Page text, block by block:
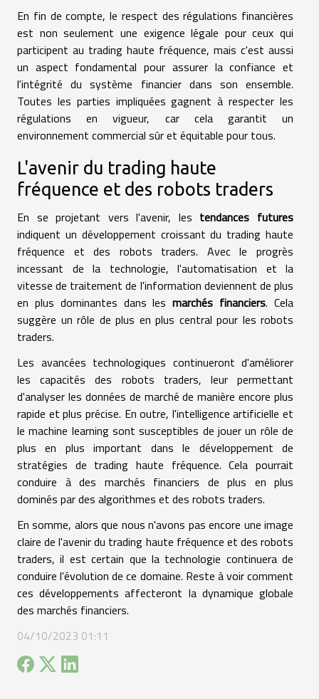
En fin de compte, le respect des régulations financières
est non seulement une exigence légale pour ceux qui
participent au trading haute fréquence, mais c'est aussi
un aspect fondamental pour assurer la confiance et
l'intégrité du système financier dans son ensemble.
Toutes les parties impliquées gagnent à respecter les
régulations en vigueur, car cela garantit un
environnement commercial sûr et équitable pour tous.
L'avenir du trading haute
fréquence et des robots traders
En se projetant vers l'avenir, les tendances futures
indiquent un développement croissant du trading haute
fréquence et des robots traders. Avec le progrès
incessant de la technologie, l'automatisation et la
vitesse de traitement de l'information deviennent de plus
en plus dominantes dans lesmarchés financiers. Cela
suggère un rôle de plus en plus central pour les robots
traders.
Les avancées technologiques continueront d'améliorer
les capacités des robots traders, leur permettant
d'analyser les données de marché de manière encore plus
rapide et plus précise. En outre, l'intelligence artificielle et
le machine learning sont susceptibles de jouer un rôle de
plus en plus important dans le développement de
stratégies de trading haute fréquence. Cela pourrait
conduire à des marchés financiers de plus en plus
dominés par des algorithmes et des robots traders.
En somme, alors que nous n'avons pas encore une image
claire de l'avenir du trading haute fréquence et des robots
traders, il est certain que la technologie continuera de
conduire l'évolution de ce domaine. Reste à voir comment
ces développements affecteront la dynamique globale
des marchés financiers.
04/10/2023 01:11